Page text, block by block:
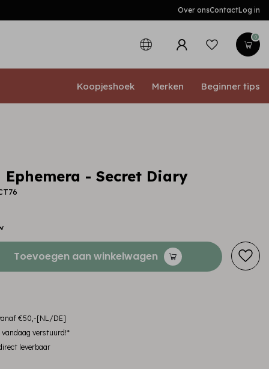
Over onsContactLog in
0
Koopjeshoek Merken Beginner tips
- Secret Diary
Toevoegen aan winkelwagen
€50,-[NL/DE]
vandaag verstuurd!*
leverbaar